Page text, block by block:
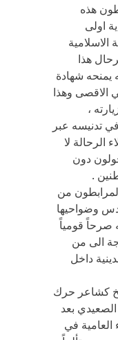
هذه
اولى
الاسلامية
هذا
يمنحه شهادة
الاقصى وهذا
،
تدنيسه عبر
الرحالة لا
دون
.
من
وضواحيها
صرحاً قومياً
الى من
داخل
كشاعر حرك
بعد
في